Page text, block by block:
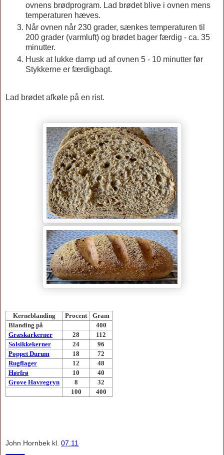
ovnens brødprogram. Lad brødet blive i ovnen mens
temperaturen hæves.
Når ovnen når 230 grader, sænkes temperaturen til
200 grader (varmluft) og brødet bager færdig - ca. 35
minutter.
Husk at lukke damp ud af ovnen 5 - 10 minutter før
Stykkerne er færdigbagt.
Lad brødet afkøle på en rist.
Kerneblanding Procent
Gram
Blanding på
400
Græskarkerner
28
112
Solsikkekerner
24
96
Poppet Durum
18
72
Rugflager
12
48
Hørfrø
10
40
Grove Havregryn
8
32
100
400
John Hornbek kl. 07.11